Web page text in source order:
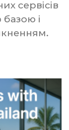
сервісів
і